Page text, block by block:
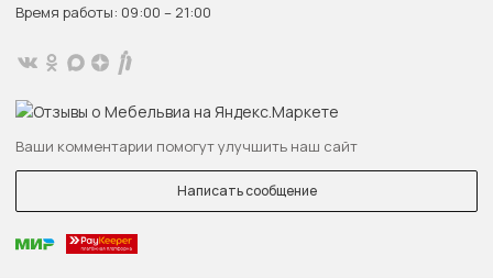
Время работы: 09:00 – 21:00
Ваши комментарии помогут улучшить наш сайт
Написать сообщение